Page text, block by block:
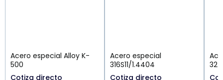
Acero especial Alloy K-
500
Cotiza directo
Acero especial
316S11/1.4404
Cotiza directo